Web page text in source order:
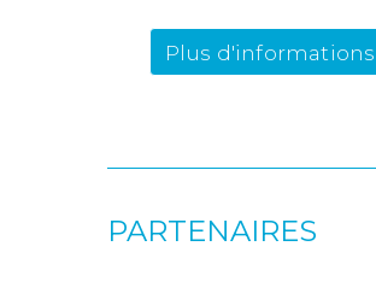
Plus d'informations
PARTENAIRES